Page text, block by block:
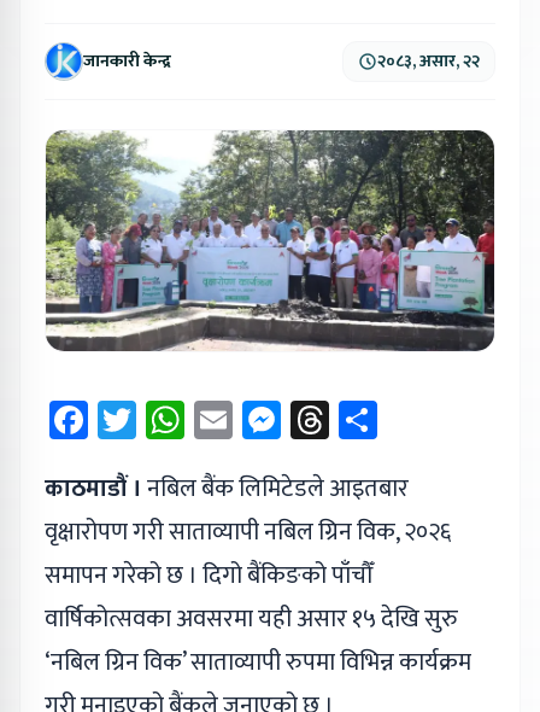
जानकारी केन्द्र २०८३, असार, २२
Facebook
Twitter
WhatsApp
EmailMessenger
Threads
काठमाडौं । नबिल बैंक लिमिटेडले आइतबार
वृक्षारोपण गरी साताव्यापी नबिल ग्रिन विक, २०२६
समापन गरेको छ । दिगो बैंकिङको पाँचौँ
वार्षिकोत्सवका अवसरमा यही असार १५ देखि सुरु
‘नबिल ग्रिन विक’ साताव्यापी रुपमा विभिन्न कार्यक्रम